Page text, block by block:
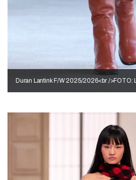
Duran Lantink F/W 2025/2026<br />FOTO: